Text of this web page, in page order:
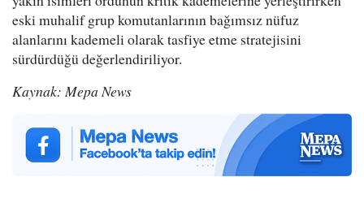
eski muhalif grup komutanlarının bağımsız nüfuz
alanlarını kademeli olarak tasfiye etme stratejisini
sürdürdüğü değerlendiriliyor.
Kaynak: Mepa News